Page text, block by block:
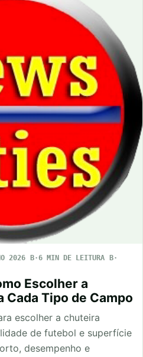
2026
6 MIN DE LEITURA
Escolher a
Cada Tipo de Campo
escolher a chuteira
de futebol e superfície
desempenho e